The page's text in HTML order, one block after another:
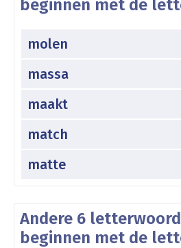
beginnen met de
molen
massa
maakt
match
matte
Andere 6
beginnen met de